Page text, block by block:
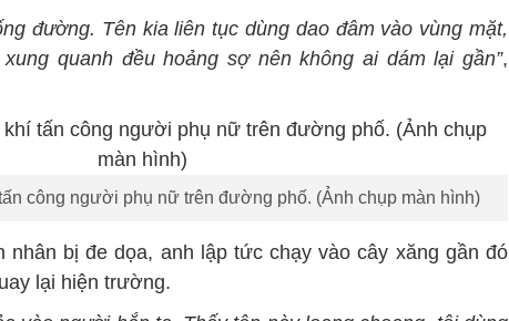
đường. Tên kia liên tục dùng dao đâm vào vùng mặt,
quanh đều hoảng sợ nên không ai dám lại gần”,
công người phụ nữ trên đường phố. (Ảnh chụp màn hình)
nhân bị đe dọa, anh lập tức chạy vào cây xăng gần đó
lại hiện trường.